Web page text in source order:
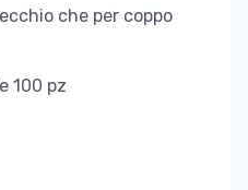
che per coppo
100 pz